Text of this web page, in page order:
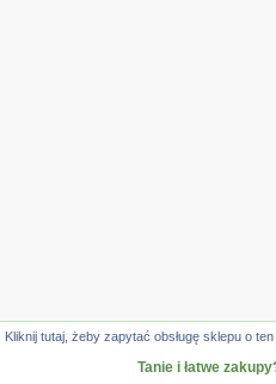
Kliknij tutaj, żeby zapytać obsługę sklepu o
Tanie i łatwe